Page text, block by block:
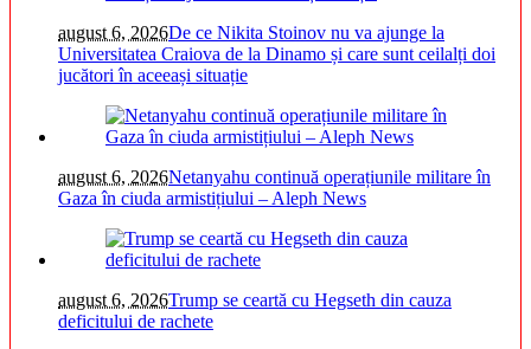
august 6, 2026De ce Nikita Stoinov nu va ajunge la
Universitatea Craiova de la Dinamo și care sunt ceilalți doi
jucători în aceeași situație
august 6, 2026Netanyahu continuă operațiunile militare în
Gaza în ciuda armistițiului – Aleph News
august 6, 2026Trump se ceartă cu Hegseth din cauza
deficitului de rachete